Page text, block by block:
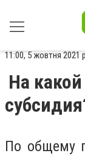
11:00, 5 жовтня 2021
На
По общему